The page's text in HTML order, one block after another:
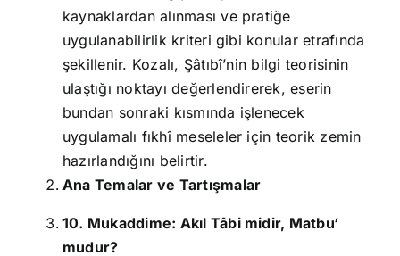
kaynaklardan alınması ve pratiğe
uygulanabilirlik kriteri gibi konular etrafında
şekillenir. Kozalı, Şâtıbî’nin bilgi teorisinin
ulaştığı noktayı değerlendirerek, eserin
bundan sonraki kısmında işlenecek
uygulamalı fıkhî meseleler için teorik zemin
hazırlandığını belirtir.
Ana Temalar ve Tartışmalar
10. Mukaddime: Akıl Tâbi midir, Matbu‘
mudur?